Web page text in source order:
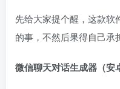
先给大家提个醒，这款软
的事，不然后果得自己承
微信聊天对话生成器（安